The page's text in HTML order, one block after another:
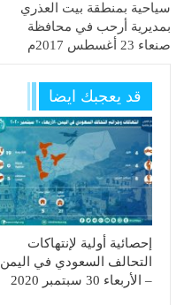
سياحية بمنطقة بيت العذري
بمديرية أرحب في محافظة
صنعاء 23 أغسطس 2017م
قد يعجبك ايضا
إحصائية أولية لإنتهاكات
التحالف السعودي في اليمن
– الأربعاء 30 سبتمبر 2020